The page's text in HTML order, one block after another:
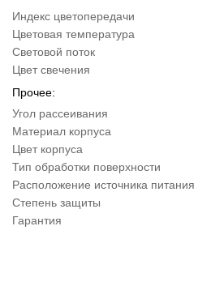
Индекс цветопередачи
Цветовая температура
Световой поток
Цвет свечения
Прочее:
Угол рассеивания
Материал корпуса
Цвет корпуса
Тип обработки поверхности
Расположение источника питания
Степень защиты
Гарантия